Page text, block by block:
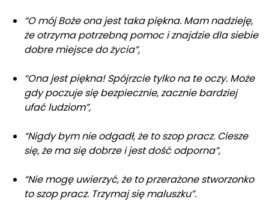
“O mój Boże ona jest taka piękna. Mam nadzieję,
że otrzyma potrzebną pomoc i znajdzie dla siebie
dobre miejsce do życia”,
“Ona jest piękna! Spójrzcie tylko na te oczy. Może
gdy poczuje się bezpiecznie, zacznie bardziej
ufać ludziom”,
“Nigdy bym nie odgadł, że to szop pracz. Ciesze
się, że ma się dobrze i jest dość odporna”,
“Nie mogę uwierzyć, że to przerażone stworzonko
to szop pracz. Trzymaj się maluszku”.